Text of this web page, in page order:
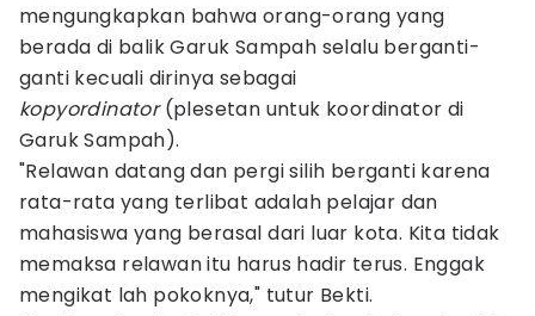
mengungkapkan bahwa orang-orang yang
berada di balik Garuk Sampah selalu berganti-
ganti kecuali dirinya sebagai
kopyordinator(plesetan untuk koordinator di
Garuk Sampah).
"Relawan datang dan pergi silih berganti karena
rata-rata yang terlibat adalah pelajar dan
mahasiswa yang berasal dari luar kota. Kita tidak
memaksa relawan itu harus hadir terus. Enggak
mengikat lah pokoknya," tutur Bekti.